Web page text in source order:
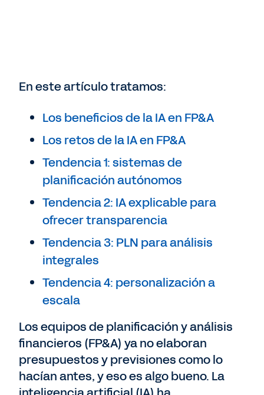
En este artículo tratamos:
Los beneficios de la IA en FP&A
Los retos de la IA en FP&A
Tendencia 1: sistemas de
planificación autónomos
Tendencia 2: IA explicable para
ofrecer transparencia
Tendencia 3: PLN para análisis
integrales
Tendencia 4: personalización a
escala
Los equipos de planificación y análisis
financieros (FP&A) ya no elaboran
presupuestos y previsiones como lo
hacían antes, y eso es algo bueno. La